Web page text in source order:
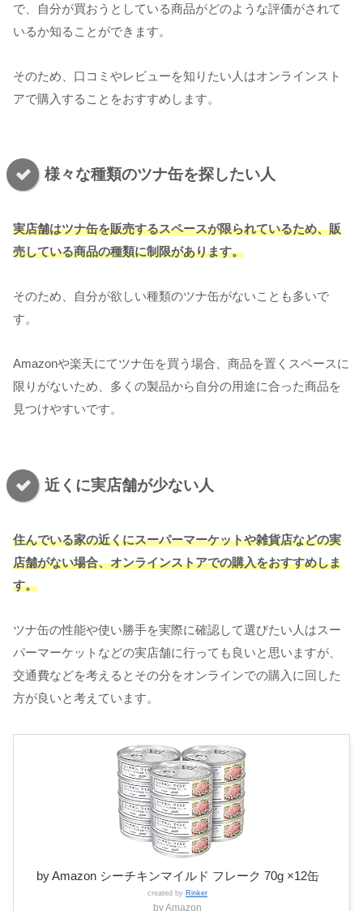
で、自分が買おうとしている商品がどのような評価がされて
いるか知ることができます。
そのため、口コミやレビューを知りたい人はオンラインスト
アで購入することをおすすめします。
様々な種類のツナ缶を探したい人
実店舗はツナ缶を販売するスペースが限られているため、販
売している商品の種類に制限があります。
そのため、自分が欲しい種類のツナ缶がないことも多いで
す。
Amazonや楽天にてツナ缶を買う場合、商品を置くスペースに
限りがないため、多くの製品から自分の用途に合った商品を
見つけやすいです。
近くに実店舗が少ない人
住んでいる家の近くにスーパーマーケットや雑貨店などの実
店舗がない場合、オンラインストアでの購入をおすすめしま
す。
ツナ缶の性能や使い勝手を実際に確認して選びたい人はスー
パーマーケットなどの実店舗に行っても良いと思いますが、
交通費などを考えるとその分をオンラインでの購入に回した
方が良いと考えています。
by Amazon シーチキンマイルド フレーク 70g ×12缶
created by Rinker
by Amazon